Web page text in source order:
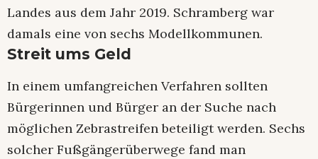
Landes aus dem Jahr 2019. Schramberg war
damals eine von sechs Modellkommunen.
Streit ums Geld
In einem umfangreichen Verfahren sollten
Bürgerinnen und Bürger an der Suche nach
möglichen Zebrastreifen beteiligt werden. Sechs
solcher Fußgängerüberwege fand man